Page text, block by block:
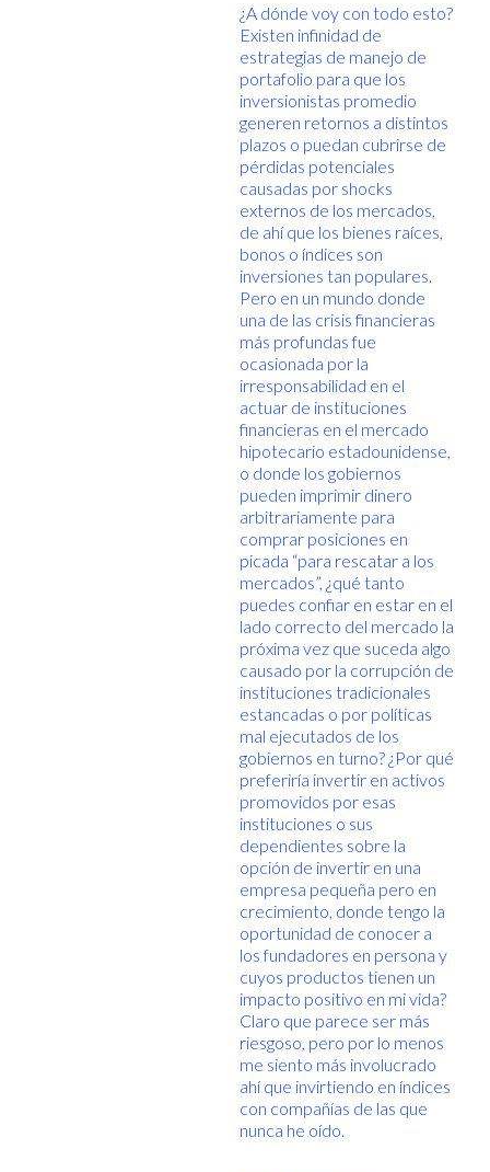
¿A dónde voy con todo esto?
Existen infinidad de
estrategias de manejo de
portafolio para que los
inversionistas promedio
generen retornos a distintos
plazos o puedan cubrirse de
pérdidas potenciales
causadas por shocks
externos de los mercados,
de ahí que los bienes raíces,
bonos o índices son
inversiones tan populares.
Pero en un mundo donde
una de las crisis financieras
más profundas fue
ocasionada por la
irresponsabilidad en el
actuar de instituciones
financieras en el mercado
hipotecario estadounidense,
o donde los gobiernos
pueden imprimir dinero
arbitrariamente para
comprar posiciones en
picada “para rescatar a los
mercados”, ¿qué tanto
puedes confiar en estar en el
lado correcto del mercado la
próxima vez que suceda algo
causado por la corrupción de
instituciones tradicionales
estancadas o por políticas
mal ejecutados de los
gobiernos en turno? ¿Por qué
preferiría invertir en activos
promovidos por esas
instituciones o sus
dependientes sobre la
opción de invertir en una
empresa pequeña pero en
crecimiento, donde tengo la
oportunidad de conocer a
los fundadores en persona y
cuyos productos tienen un
impacto positivo en mi vida?
Claro que parece ser más
riesgoso, pero por lo menos
me siento más involucrado
ahí que invirtiendo en índices
con compañías de las que
nunca he oído.